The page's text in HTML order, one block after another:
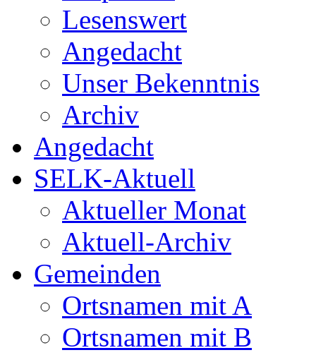
Lesenswert
Angedacht
Unser Bekenntnis
Archiv
Angedacht
SELK-Aktuell
Aktueller Monat
Aktuell-Archiv
Gemeinden
Ortsnamen mit A
Ortsnamen mit B